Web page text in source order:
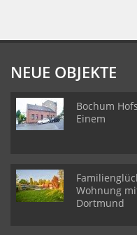
NEUE OBJEKTE
Bochum
Einem
Wohnung
Dortmund